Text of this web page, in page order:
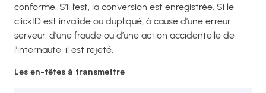
conforme. S’il l’est, la conversion est enregistrée. Si le
clickID est invalide ou dupliqué, à cause d’une erreur
serveur, d’une fraude ou d’une action accidentelle de
l’internaute, il est rejeté.
Les en-têtes à transmettre